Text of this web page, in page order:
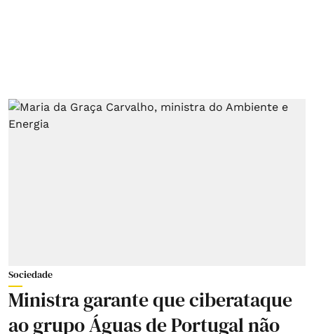
Sociedade
Ministra garante que ciberataque
ao grupo Águas de Portugal não